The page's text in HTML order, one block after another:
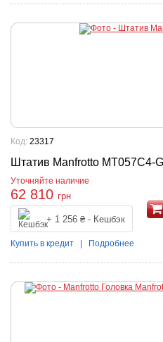
Штатив Manfrotto MT057C4-G
Код: 23317
Уточняйте наличие
62 810 грн
+ 1 256 ₴ - Кешбэк
Купить в кредит Подробнее